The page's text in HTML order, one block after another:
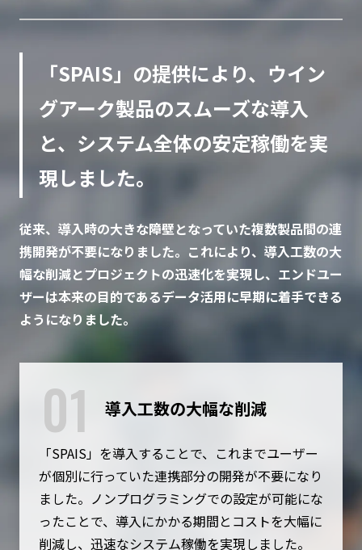
「SPAIS」の提供により、ウイン
グアーク製品のスムーズな導入
と、システム全体の安定稼働を実
現しました。
従来、導入時の大きな障壁となっていた複数製品間の連
携開発が不要になりました。これにより、導入工数の大
幅な削減とプロジェクトの迅速化を実現し、エンドユー
ザーは本来の目的であるデータ活用に早期に着手できる
ようになりました。
01 導入工数の大幅な削減
「SPAIS」を導入することで、これまでユーザー
が個別に行っていた連携部分の開発が不要になり
ました。ノンプログラミングでの設定が可能にな
ったことで、導入にかかる期間とコストを大幅に
削減し、迅速なシステム稼働を実現しました。